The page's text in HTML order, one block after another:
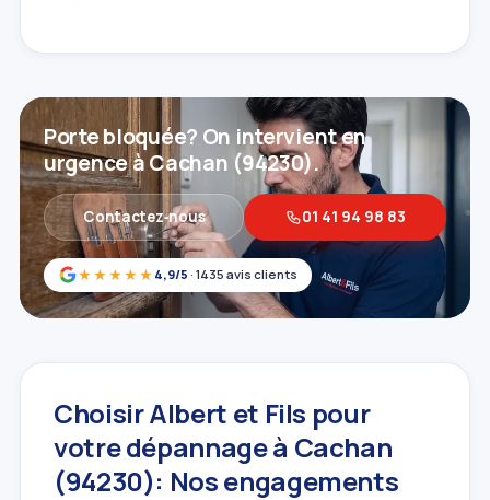
★★★★★ 4,9/5 · 1435 avis clients
Porte bloquée? On intervient en
urgence à Cachan (94230).
Contactez‑nous 01 41 94 98 83
Choisir Albert et Fils pour
votre dépannage à Cachan
(94230): Nos engagements